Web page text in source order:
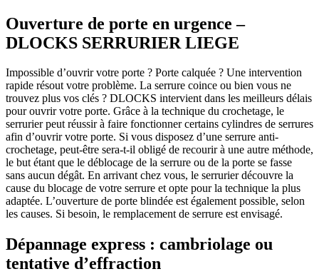
Ouverture de porte en urgence –
DLOCKS SERRURIER LIEGE
Impossible d’ouvrir votre porte ? Porte calquée ? Une intervention
rapide résout votre problème. La serrure coince ou bien vous ne
trouvez plus vos clés ? DLOCKS intervient dans les meilleurs délais
pour ouvrir votre porte. Grâce à la technique du crochetage, le
serrurier peut réussir à faire fonctionner certains cylindres de serrures
afin d’ouvrir votre porte. Si vous disposez d’une serrure anti-
crochetage, peut-être sera-t-il obligé de recourir à une autre méthode,
le but étant que le déblocage de la serrure ou de la porte se fasse
sans aucun dégât. En arrivant chez vous, le serrurier découvre la
cause du blocage de votre serrure et opte pour la technique la plus
adaptée. L’ouverture de porte blindée est également possible, selon
les causes. Si besoin, le remplacement de serrure est envisagé.
Dépannage express : cambriolage ou
tentative d’effraction